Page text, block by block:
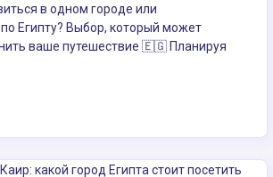
в одном городе или
Египту? Выбор, который может
ваше путешествие 🇪🇬 Планируя